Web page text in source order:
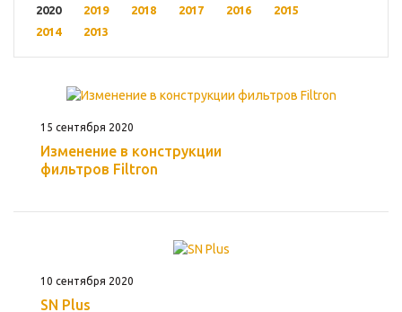
2020
2019 2018 2017 2016
2015
2014
2013
15 сентября 2020
Изменение в конструкции
фильтров Filtron
10 сентября 2020
SN Plus